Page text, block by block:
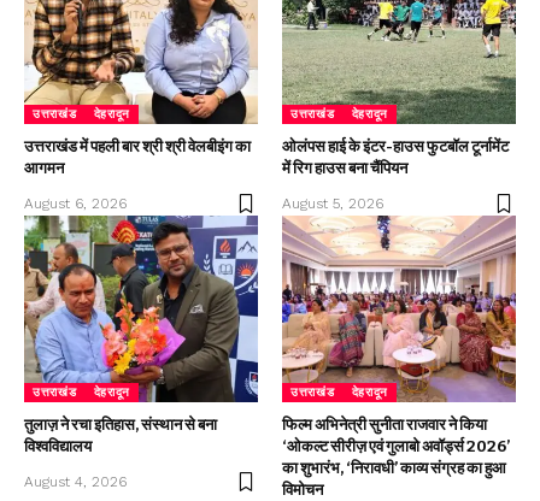
उत्तराखंड देहरादून
उत्तराखंड में पहली बार श्री श्री वेलबीइंग का
आगमन
August 6, 2026
उत्तराखंड देहरादून
ओलंपस हाई के इंटर-हाउस फुटबॉल टूर्नामेंट
में रिग हाउस बना चैंपियन
August 5, 2026
उत्तराखंड देहरादून
तुलाज़ ने रचा इतिहास, संस्थान से बना
विश्वविद्यालय
August 4, 2026
उत्तराखंड देहरादून
फिल्म अभिनेत्री सुनीता राजवार ने किया
‘ओकल्ट सीरीज़ एवं गुलाबो अवॉर्ड्स 2026’
का शुभारंभ, ‘निरावधी’ काव्य संग्रह का हुआ
विमोचन